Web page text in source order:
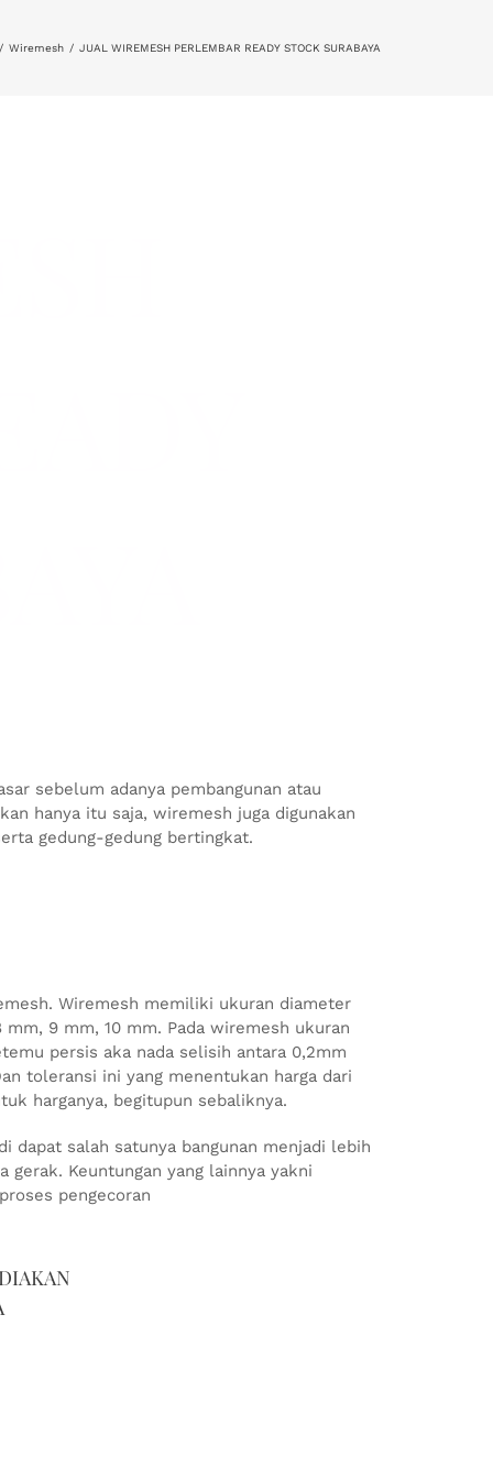
Wiremesh JUAL WIREMESH PERLEMBAR READY STOCK SURABAYA
sebelum adanya pembangunan atau
hanya itu saja, wiremesh juga digunakan
gedung-gedung bertingkat.
Wiremesh memiliki ukuran diameter
9 mm, 10 mm. Pada wiremesh ukuran
persis aka nada selisih antara 0,2mm
toleransi ini yang menentukan harga dari
harganya, begitupun sebaliknya.
dapat salah satunya bangunan menjadi lebih
Keuntungan yang lainnya yakni
pengecoran